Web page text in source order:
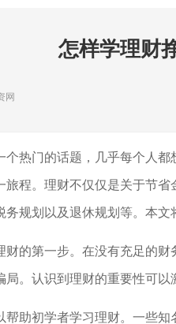
怎样学理财
网
热门的话题，几乎每个人都
程。理财不仅仅是关于节省
规划以及退休规划等。本文
财的第一步。在没有充足的
。认识到理财的重要性可以
助初学者学习理财。一些知